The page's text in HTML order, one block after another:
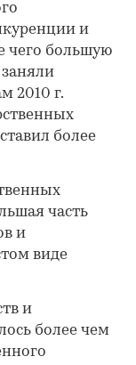
и
чего большую
2010 г.
более
часть
и
виде
и
более чем